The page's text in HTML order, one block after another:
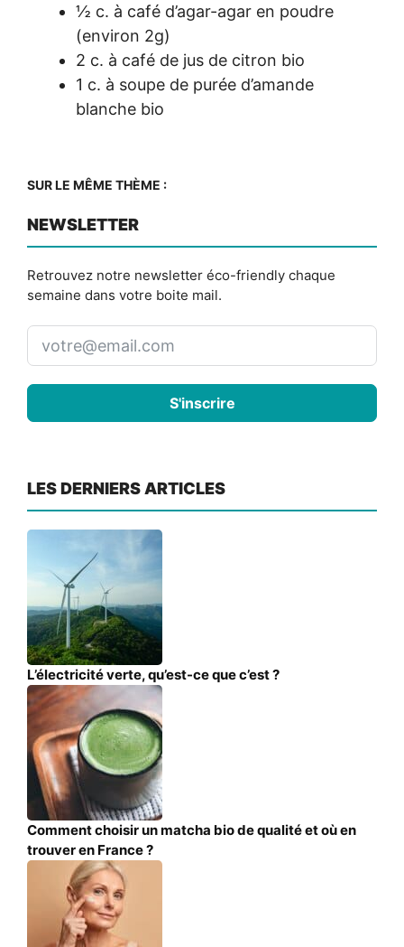
½ c. à café d’agar-agar en poudre
(environ 2g)
2 c. à café de jus de citron bio
1 c. à soupe de purée d’amande
blanche bio
SUR LE MÊME THÈME :
NEWSLETTER
Retrouvez notre newsletter éco-friendly chaque
semaine dans votre boite mail.
S'inscrire
LES DERNIERS ARTICLES
L’électricité verte, qu’est-ce que c’est ?
Comment choisir un matcha bio de qualité et où en
trouver en France ?